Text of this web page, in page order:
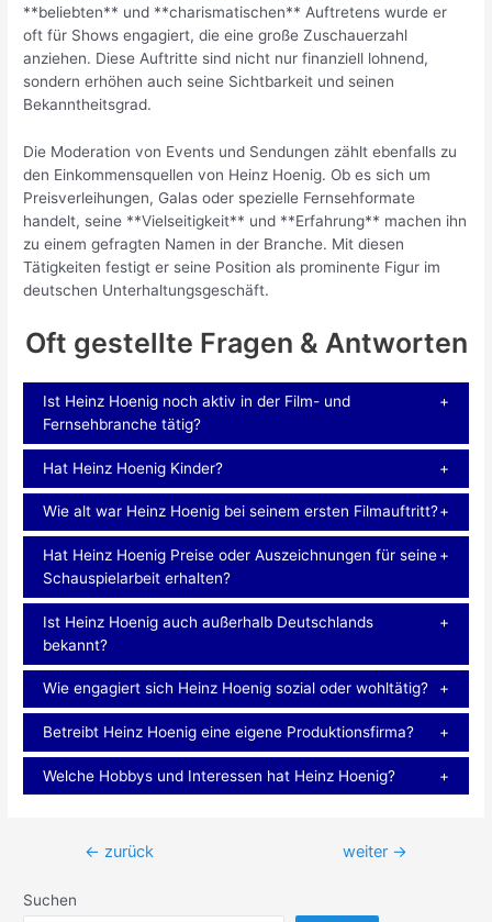
**beliebten** und **charismatischen** Auftretens wurde er
oft für Shows engagiert, die eine große Zuschauerzahl
anziehen. Diese Auftritte sind nicht nur finanziell lohnend,
sondern erhöhen auch seine Sichtbarkeit und seinen
Bekanntheitsgrad.
Die Moderation von Events und Sendungen zählt ebenfalls zu
den Einkommensquellen von Heinz Hoenig. Ob es sich um
Preisverleihungen, Galas oder spezielle Fernsehformate
handelt, seine **Vielseitigkeit** und **Erfahrung** machen ihn
zu einem gefragten Namen in der Branche. Mit diesen
Tätigkeiten festigt er seine Position als prominente Figur im
deutschen Unterhaltungsgeschäft.
Oft gestellte Fragen & Antworten
Ist Heinz Hoenig noch aktiv in der Film- und
Fernsehbranche tätig?
Hat Heinz Hoenig Kinder?
Wie alt war Heinz Hoenig bei seinem ersten Filmauftritt?
Hat Heinz Hoenig Preise oder Auszeichnungen für seine
Schauspielarbeit erhalten?
Ist Heinz Hoenig auch außerhalb Deutschlands
bekannt?
Wie engagiert sich Heinz Hoenig sozial oder wohltätig?
Betreibt Heinz Hoenig eine eigene Produktionsfirma?
Welche Hobbys und Interessen hat Heinz Hoenig?
Beitragsnavigation
← zurück weiter →
Suchen